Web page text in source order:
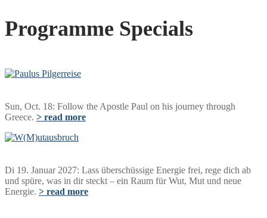
Programme Specials
Sun, Oct. 18: Follow the Apostle Paul on his journey through
Greece. > read more
Di 19. Januar 2027: Lass überschüssige Energie frei, rege dich ab
und spüre, was in dir steckt – ein Raum für Wut, Mut und neue
Energie. > read more